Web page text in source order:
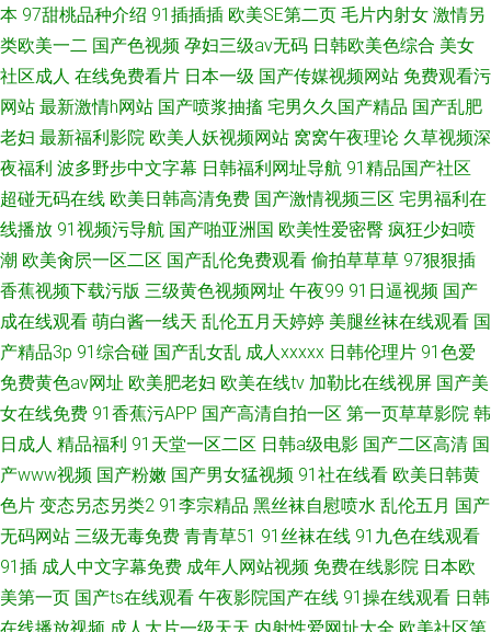
本 97甜桃品种介绍 91插插插 欧美SE第二页 毛片内射女 激情另
类欧美一二 国产色视频 孕妇三级av无码 日韩欧美色综合 美女
社区成人 在线免费看片 日本一级 国产传媒视频网站 免费观看污
网站 最新激情h网站 国产喷浆抽搐 宅男久久国产精品 国产乱肥
老妇 最新福利影院 欧美人妖视频网站 窝窝午夜理论 久草视频深
夜福利 波多野步中文字幕 日韩福利网址导航 91精品国产社区
超碰无码在线 欧美日韩高清免费 国产激情视频三区 宅男福利在
线播放 91视频污导航 国产啪亚洲国 欧美性爱密臀 疯狂少妇喷
潮 欧美肏屄一区二区 国产乱伦免费观看 偷拍草草草 97狠狠插
香蕉视频下载污版 三级黄色视频网址 午夜99 91日逼视频 国产
成在线观看 萌白酱一线天 乱伦五月天婷婷 美腿丝袜在线观看 国
产精品3p 91综合碰 国产乱女乱 成人xxxxx 日韩伦理片 91色爱
免费黄色av网址 欧美肥老妇 欧美在线tv 加勒比在线视屏 国产美
女在线免费 91香蕉污APP 国产高清自拍一区 第一页草草影院 韩
日成人 精品福利 91天堂一区二区 日韩a级电影 国产二区高清 国
产www视频 国产粉嫩 国产男女猛视频 91社在线看 欧美日韩黄
色片 变态另态另类2 91李宗精品 黑丝袜自慰喷水 乱伦五月 国产
无码网站 三级无毒免费 青青草51 91丝袜在线 91九色在线观看
91插 成人中文字幕免费 成年人网站视频 免费在线影院 日本欧
美第一页 国产ts在线观看 午夜影院国产在线 91操在线观看 日韩